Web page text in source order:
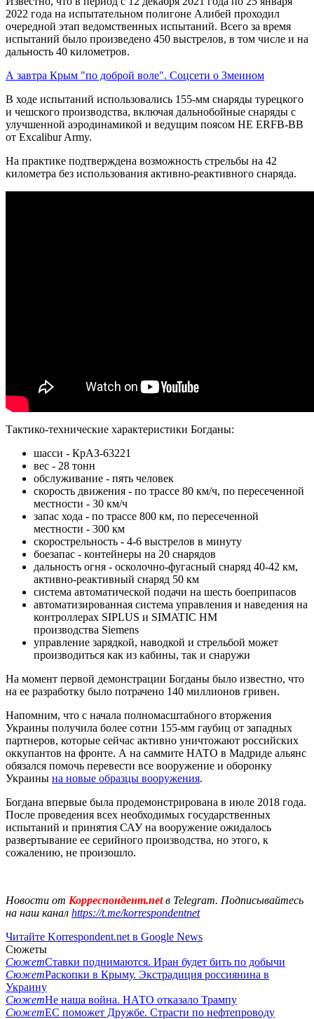
2022 года на испытательном полигоне Алибей проходил
очередной этап ведомственных испытаний. Всего за время
испытаний было произведено 450 выстрелов, в том числе и на
дальность 40 километров.
А завтра Крым "по доброй воле". Соцсети о Змеином
В ходе испытаний использовались 155-мм снаряды турецкого
и чешского производства, включая дальнобойные снаряды с
улучшенной аэродинамикой и ведущим поясом HE ERFB-ВВ
от Excalibur Army.
На практике подтверждена возможность стрельбы на 42
километра без использования активно-реактивного снаряда.
Тактико-технические характеристики Богданы:
шасси - КрАЗ-63221
вес - 28 тонн
обслуживание - пять человек
скорость движения - по трассе 80 км/ч, по пересеченной
местности - 30 км/ч
запас хода - по трассе 800 км, по пересеченной
местности - 300 км
скорострельность - 4-6 выстрелов в минуту
боезапас - контейнеры на 20 снарядов
дальность огня - осколочно-фугасный снаряд 40-42 км,
активно-реактивный снаряд 50 км
система автоматической подачи на шесть боеприпасов
автоматизированная система управления и наведения на
контроллерах SIPLUS и SIMATIC HM
производства Siemens
управление зарядкой, наводкой и стрельбой может
производиться как из кабины, так и снаружи
На момент первой демонстрации Богданы было известно, что
на ее разработку было потрачено 140 миллионов гривен.
Напомним, что с начала полномасштабного вторжения
Украины получила более сотни 155-мм гаубиц от западных
партнеров, которые сейчас активно уничтожают российских
оккупантов на фронте. А на саммите НАТО в Мадриде альянс
обязался помочь перевести все вооружение и оборонку
Украины на новые образцы вооружения.
Богдана впервые была продемонстрирована в июле 2018 года.
После проведения всех необходимых государственных
испытаний и принятия САУ на вооружение ожидалось
развертывание ее серийного производства, но этого, к
сожалению, не произошло.
Новости от Корреспондент.netв Telegram. Подписывайтесь
на наш канал https://t.me/korrespondentnet
Читайте Korrespondent.net в Google News
Сюжеты
СюжетСтавки поднимаются. Иран будет бить по добычи
СюжетРаскопки в Крыму. Экстрадиция россиянина в
Украину
СюжетНе наша война. НАТО отказало Трампу
СюжетЕС поможет Дружбе. Страсти по нефтепроводу